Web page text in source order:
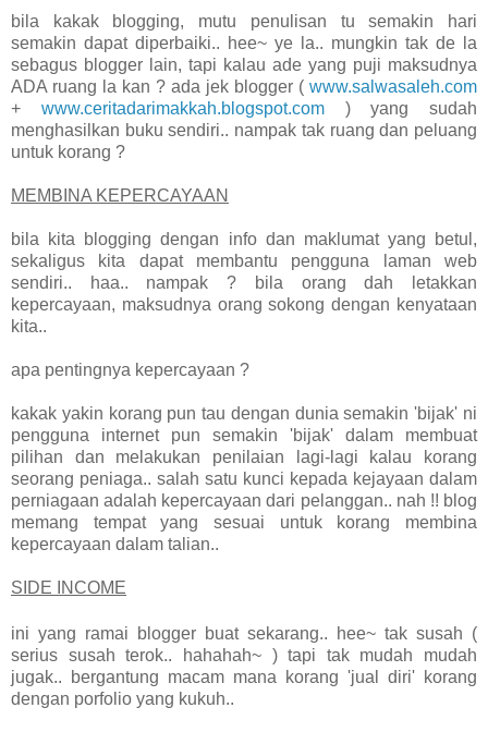
bila kakak blogging, mutu penulisan tu semakin hari
semakin dapat diperbaiki.. hee~ ye la.. mungkin tak de la
sebagus blogger lain, tapi kalau ade yang puji maksudnya
ADA ruang la kan ? ada jek blogger ( www.salwasaleh.com
+ www.ceritadarimakkah.blogspot.com) yang sudah
menghasilkan buku sendiri.. nampak tak ruang dan peluang
untuk korang ?
MEMBINA KEPERCAYAAN
bila kita blogging dengan info dan maklumat yang betul,
sekaligus kita dapat membantu pengguna laman web
sendiri.. haa.. nampak ? bila orang dah letakkan
kepercayaan, maksudnya orang sokong dengan kenyataan
kita..
apa pentingnya kepercayaan ?
kakak yakin korang pun tau dengan dunia semakin 'bijak' ni
pengguna internet pun semakin 'bijak' dalam membuat
pilihan dan melakukan penilaian lagi-lagi kalau korang
seorang peniaga.. salah satu kunci kepada kejayaan dalam
perniagaan adalah kepercayaan dari pelanggan.. nah !! blog
memang tempat yang sesuai untuk korang membina
kepercayaan dalam talian..
SIDE INCOME
ini yang ramai blogger buat sekarang.. hee~ tak susah (
serius susah terok.. hahahah~ ) tapi tak mudah mudah
jugak.. bergantung macam mana korang 'jual diri' korang
dengan porfolio yang kukuh..